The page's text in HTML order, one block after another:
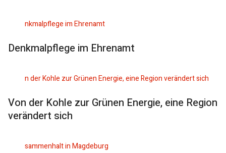
Denkmalpflege im Ehrenamt
Von der Kohle zur Grünen Energie, eine Region
verändert sich